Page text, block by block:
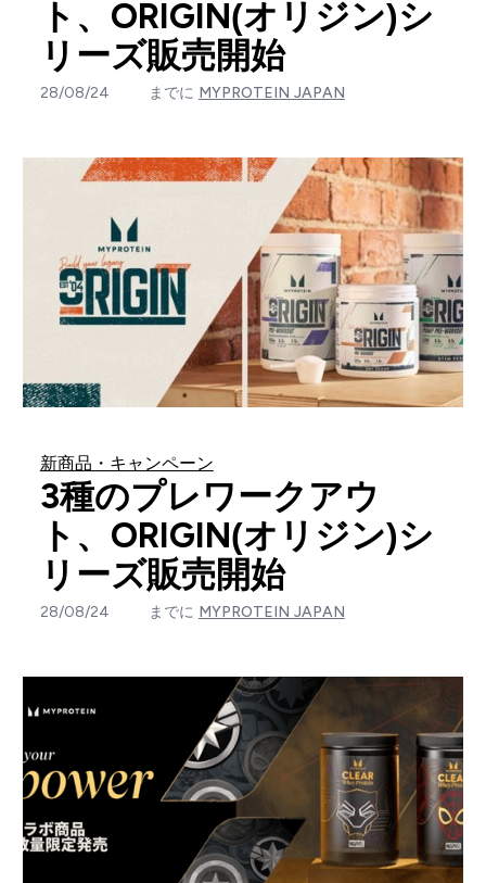
ト、ORIGIN(オリジン)シ
リーズ販売開始
28/08/24 までに MYPROTEIN JAPAN
新商品・キャンペーン
3種のプレワークアウ
ト、ORIGIN(オリジン)シ
リーズ販売開始
28/08/24 までに MYPROTEIN JAPAN